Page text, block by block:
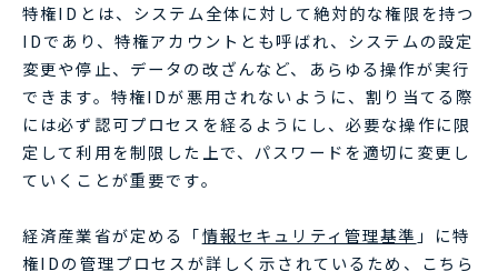
特権IDとは、システム全体に対して絶対的な権限を持つ
IDであり、特権アカウントとも呼ばれ、システムの設定
変更や停止、データの改ざんなど、あらゆる操作が実行
できます。特権IDが悪用されないように、割り当てる際
には必ず認可プロセスを経るようにし、必要な操作に限
定して利用を制限した上で、パスワードを適切に変更し
ていくことが重要です。
経済産業省が定める「情報セキュリティ管理基準 」に特
権IDの管理プロセスが詳しく示されているため、こちら